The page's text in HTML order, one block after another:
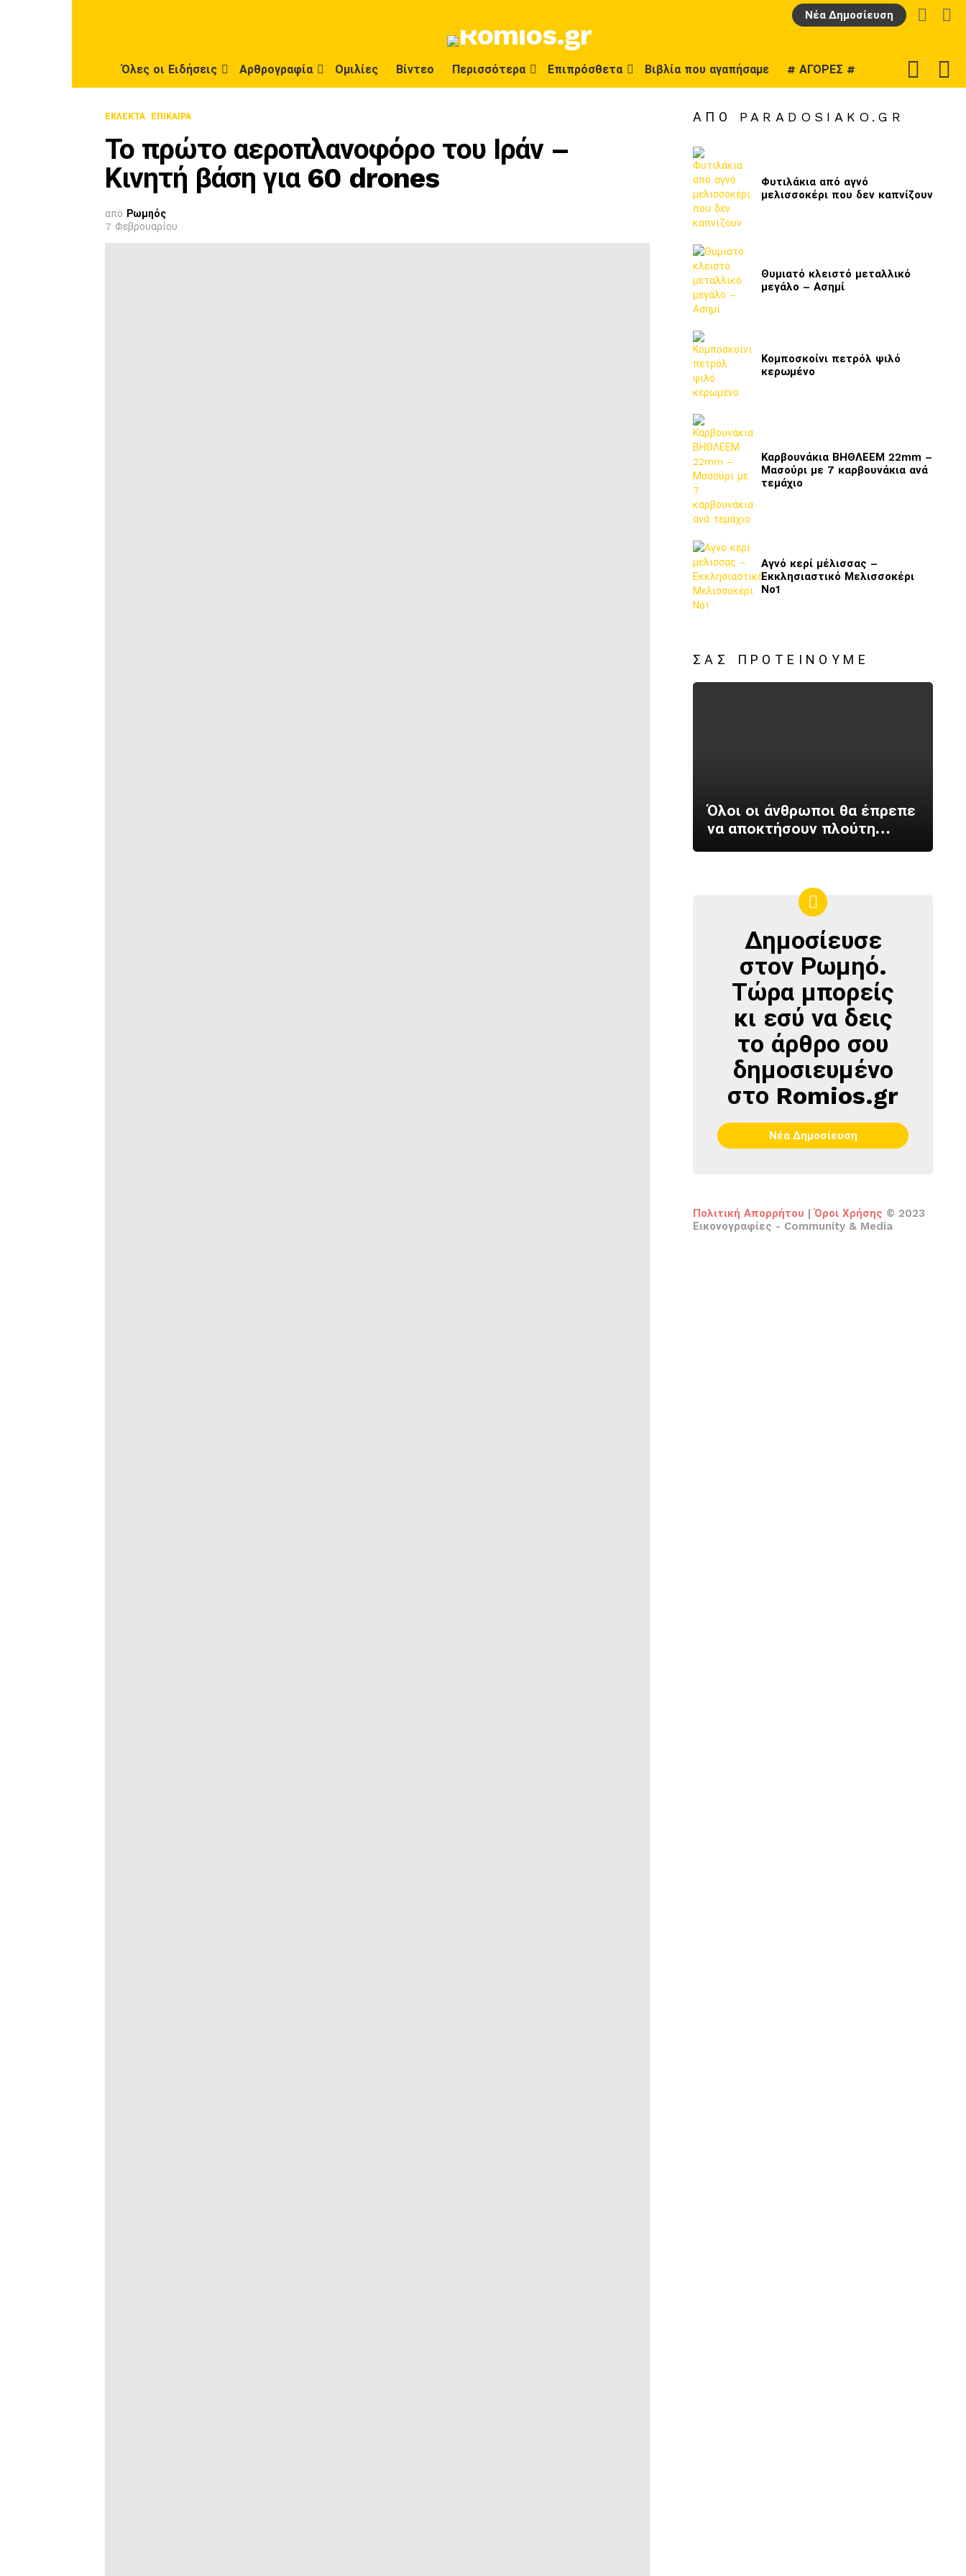
Νέα Δημοσίευση
LOGIN
Όλες οι Ειδήσεις Αρθρογραφία Ομιλίες Βίντεο Περισσότερα Επιπρόσθετα Βιβλία που αγαπήσαμε # ΑΓΟΡΕΣ #
SKIN
ΕΚΛΕΚΤΆ ΕΠΊΚΑΙΡΑ
Το πρώτο αεροπλανοφόρο του Ιράν –
Κινητή βάση για 60 drones
από Ρωμηός
7 Φεβρουαρίου
ΑΠΌ PARADOSIAKO.GR
Φυτιλάκια από αγνό
μελισσοκέρι που δεν καπνίζουν
Θυμιατό κλειστό μεταλλικό
μεγάλο – Ασημί
Κομποσκοίνι πετρόλ ψιλό
κερωμένο
Καρβουνάκια ΒΗΘΛΕΕΜ 22mm –
Μασούρι με 7 καρβουνάκια ανά
τεμάχιο
Αγνό κερί μέλισσας –
Εκκλησιαστικό Μελισσοκέρι
Νο1
ΣΑΣ ΠΡΟΤΕΊΝΟΥΜΕ
Όλοι οι άνθρωποι θα έπρεπε
να αποκτήσουν πλούτη…
ΔΗΜΟΣΊΕΥΣΕ
ΣΤΟΝ
ΡΩΜΗΌ
Δημοσίευσε
στον Ρωμηό.
Τώρα μπορείς
κι εσύ να δεις
το άρθρο σου
δημοσιευμένο
στο Romios.gr
Νέα Δημοσίευση
Πολιτική Απορρήτου | Όροι Χρήσης © 2023
Εικονογραφίες - Community & Media